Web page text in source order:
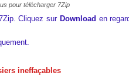
pour télécharger 7Zip
Cliquez sur Download en
ineffaçables